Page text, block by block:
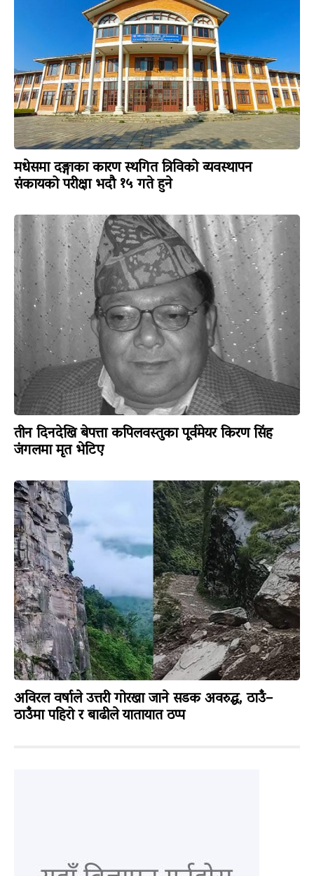
मधेसमा दङ्गाका कारण स्थगित त्रिविको व्यवस्थापन
संकायको परीक्षा भदौ १५ गते हुने
तीन दिनदेखि बेपत्ता कपिलवस्तुका पूर्वमेयर किरण सिंह
जंगलमा मृत भेटिए
अविरल वर्षाले उत्तरी गोरखा जाने सडक अवरुद्ध, ठाउँ–
ठाउँमा पहिरो र बाढीले यातायात ठप्प